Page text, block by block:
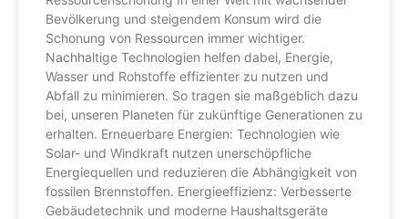
Bevölkerung und steigendem Konsum wird die
Schonung von Ressourcen immer wichtiger.
Nachhaltige Technologien helfen dabei, Energie,
Wasser und Rohstoffe effizienter zu nutzen und
Abfall zu minimieren. So tragen sie maßgeblich dazu
bei, unseren Planeten für zukünftige Generationen zu
erhalten. Erneuerbare Energien: Technologien wie
Solar- und Windkraft nutzen unerschöpfliche
Energiequellen und reduzieren die Abhängigkeit von
fossilen Brennstoffen. Energieeffizienz: Verbesserte
Gebäudetechnik und moderne Haushaltsgeräte